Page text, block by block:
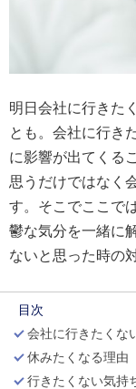
明日会社に行きた
とも。会社に行き
に影響が出てくる
思うだけではなく
す。そこでここで
鬱な気分を一緒に
ないと思った時の
目次
会社に行きたくな
休みたくなる理由
行きたくない気持